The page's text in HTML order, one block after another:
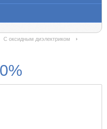
С оксидным диэлектриком